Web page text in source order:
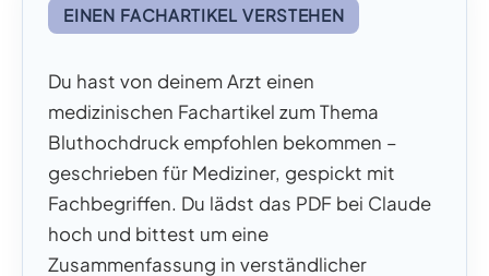
EINEN FACHARTIKEL VERSTEHEN
Du hast von deinem Arzt einen
medizinischen Fachartikel zum Thema
Bluthochdruck empfohlen bekommen –
geschrieben für Mediziner, gespickt mit
Fachbegriffen. Du lädst das PDF bei Claude
hoch und bittest um eine
Zusammenfassung in verständlicher